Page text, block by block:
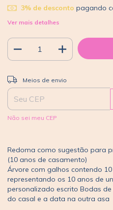
3% de desconto pagando
Ver mais detalhes
Entregas para o CEP:
Meios de envio
Não sei meu CEP
Redoma como sugestão para
(10 anos de casamento)
Árvore com galhos contendo
representando os 10 anos de
personalizado escrito Bodas
do casal e a data na outra asa